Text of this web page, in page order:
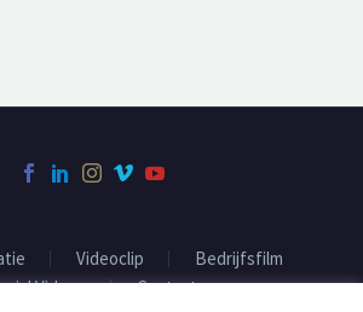
Videoclip
Bedrijfsfilm
Videos
Contact